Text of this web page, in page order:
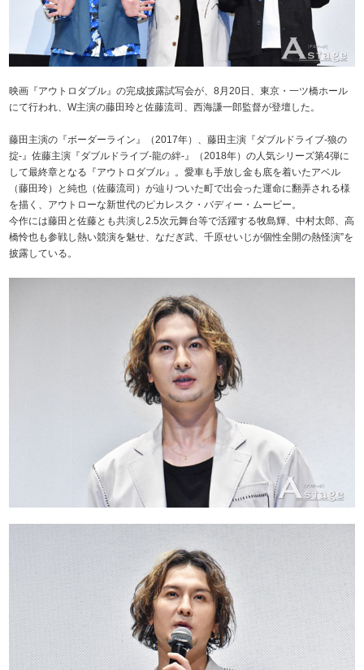
映画『アウトロダブル』の完成披露試写会が、8月20日、東京・一ツ橋ホール
にて行われ、W主演の藤田玲と佐藤流司、西海謙一郎監督が登壇した。
藤田主演の『ボーダーライン』（2017年）、藤田主演『ダブルドライブ‐狼の
掟‐』佐藤主演『ダブルドライブ‐龍の絆‐』（2018年）の人気シリーズ第4弾に
して最終章となる『アウトロダブル』。愛車も手放し金も底を着いたアベル
（藤田玲）と純也（佐藤流司）が辿りついた町で出会った運命に翻弄される様
を描く、アウトローな新世代のピカレスク・バディー・ムービー。
今作には藤田と佐藤とも共演し2.5次元舞台等で活躍する牧島輝、中村太郎、高
橋怜也も参戦し熱い競演を魅せ、なだぎ武、千原せいじが個性全開の熱怪演”を
披露している。